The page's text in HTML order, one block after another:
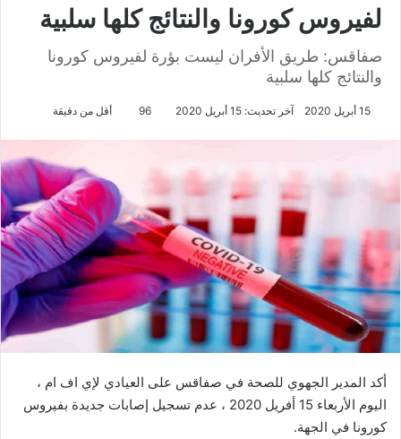
لفيروس كورونا والنتائج كلها سلبية
صفاقس: طريق الأفران ليست بؤرة لفيروس كورونا
والنتائج كلها سلبية
15 أبريل 2020 آخر تحديث: 15 أبريل 2020 96 أقل من دقيقة
أكد المدير الجهوي للصحة في صفاقس على العيادي لإي اف ام ،
اليوم الأربعاء 15 أفريل 2020 ، عدم تسجيل إصابات جديدة بفيروس
كورونا في الجهة.